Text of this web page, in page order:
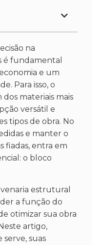
na
é fundamental
e um
Para isso, o
dos materiais mais
versátil e
tipos de obra. No
e manter o
fiadas, entra em
o bloco
estrutural
a função do
otimizar sua obra
artigo,
suas